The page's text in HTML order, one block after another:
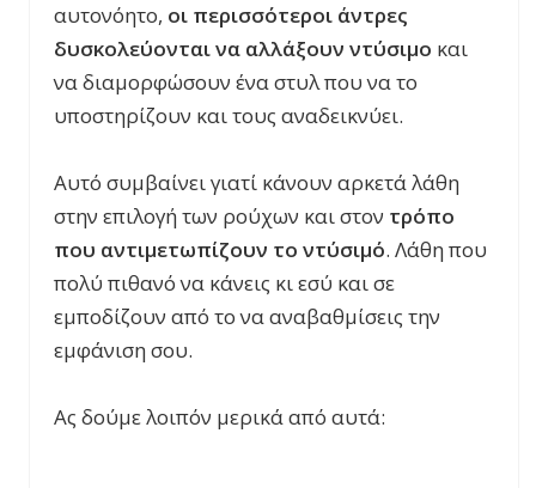
αυτονόητο, οι περισσότεροι άντρες
δυσκολεύονται να αλλάξουν ντύσιμο και
να διαμορφώσουν ένα στυλ που να το
υποστηρίζουν και τους αναδεικνύει.
Αυτό συμβαίνει γιατί κάνουν αρκετά λάθη
στην επιλογή των ρούχων και στον τρόπο
που αντιμετωπίζουν το ντύσιμό. Λάθη που
πολύ πιθανό να κάνεις κι εσύ και σε
εμποδίζουν από το να αναβαθμίσεις την
εμφάνιση σου.
Ας δούμε λοιπόν μερικά από αυτά: